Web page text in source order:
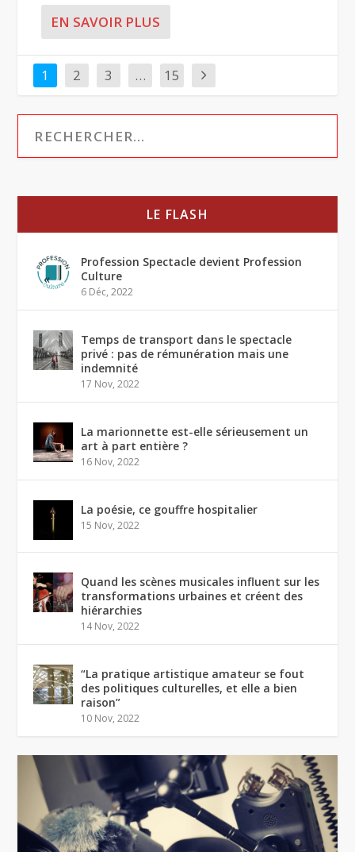
EN SAVOIR PLUS
1 2 3 … 15
LE FLASH
Profession Spectacle devient Profession
Culture
6 Déc, 2022
Temps de transport dans le spectacle
privé : pas de rémunération mais une
indemnité
17 Nov, 2022
La marionnette est-elle sérieusement un
art à part entière ?
16 Nov, 2022
La poésie, ce gouffre hospitalier
15 Nov, 2022
Quand les scènes musicales influent sur les
transformations urbaines et créent des
hiérarchies
14 Nov, 2022
“La pratique artistique amateur se fout
des politiques culturelles, et elle a bien
raison”
10 Nov, 2022